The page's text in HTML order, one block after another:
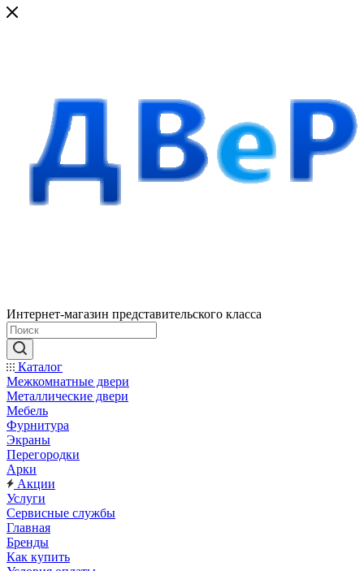
Интернет-магазин представительского класса
Каталог
Межкомнатные двери
Металлические двери
Мебель
Фурнитура
Экраны
Перегородки
Арки
Акции
Услуги
Сервисные службы
Главная
Бренды
Как купить